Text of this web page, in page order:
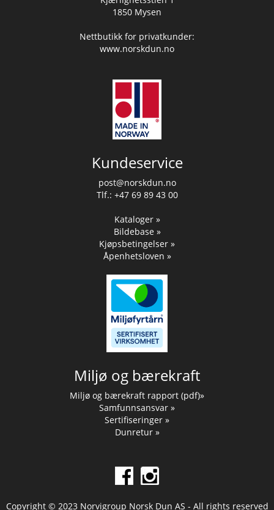
1850 Mysen
Nettbutikk for privatkunder:
www.norskdun.no
Kundeservice
post@norskdun.no
Tlf.: +47 69 89 43 00
Kataloger »
Bildebase »
Kjøpsbetingelser »
Åpenhetsloven »
Miljø og bærekraft
Miljø og bærekraft rapport (pdf)»
Samfunnsansvar »
Sertifiseringer »
Dunretur »
Copyright © 2023 Norvigroup Norsk Dun AS - All rights reserved